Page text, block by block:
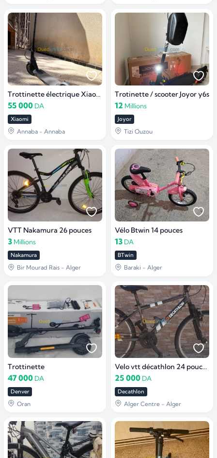
Trottinette électrique Xiaomi essential
55 000 DA
Xiaomi
Annaba - Annaba
Trotinette / scooter Joyor y6s
12 Millions
Joyor
Tizi Ouzou
VTT Nakamura 26 pouces
3 Millions
Nakamura
Bir Mourad Rais - Alger
Vélo Btwin 14 pouces
13 DA
BTwin
Baraki - Alger
Trottinette
47 000 DA
Denver
Oran
Velo vtt décathlon 24 pouces surf the city
25 000 DA
Decathlon
Alger Centre - Alger